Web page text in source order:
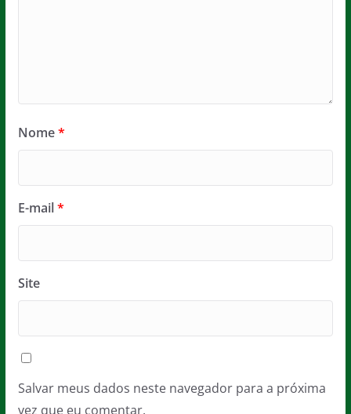
Nome*
E-mail*
Site
Salvar meus dados neste navegador para a próxima
vez que eu comentar.